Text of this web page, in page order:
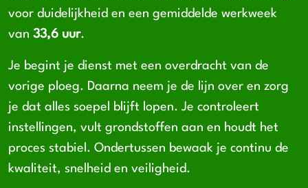
voor duidelijkheid en een gemiddelde werkweek
van 33,6 uur.
Je begint je dienst met een overdracht van de
vorige ploeg. Daarna neem je de lijn over en zorg
je dat alles soepel blijft lopen. Je controleert
instellingen, vult grondstoffen aan en houdt het
proces stabiel. Ondertussen bewaak je continu de
kwaliteit, snelheid en veiligheid.